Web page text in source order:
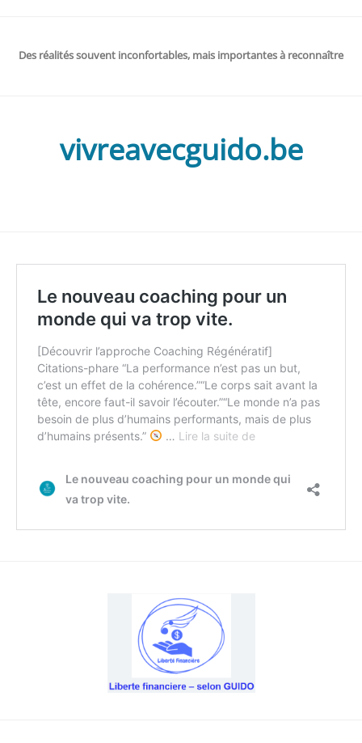
Des réalités souvent inconfortables, mais importantes à reconnaître
vivreavecguido.be